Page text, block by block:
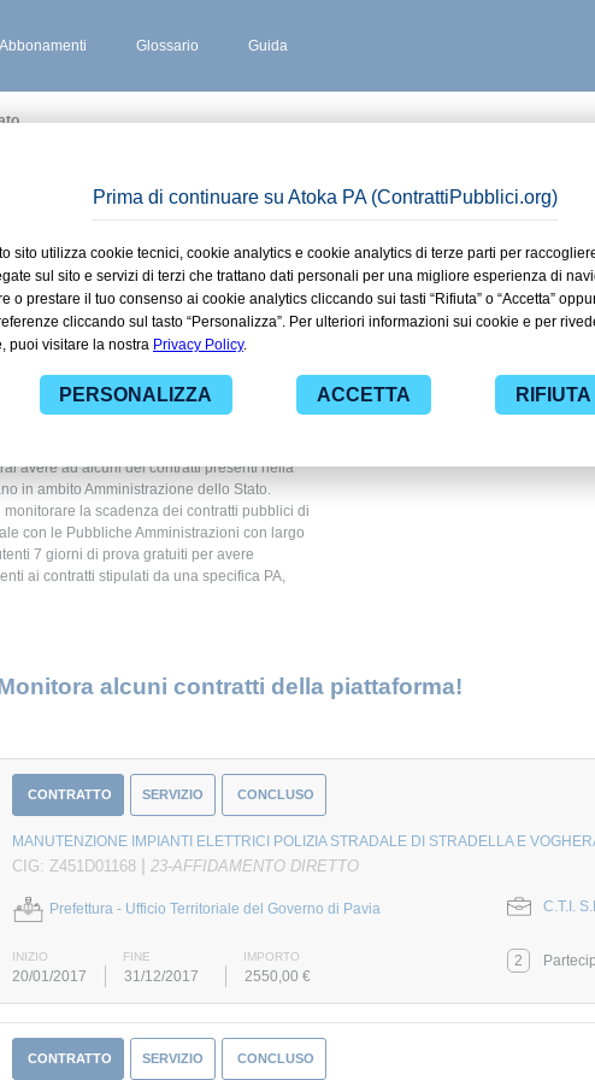
Abbonamenti Glossario Guida
stipulati
in
avere ad alcuni dei contratti presenti nella
in ambito Amministrazione dello Stato.
la scadenza dei contratti pubblici di
con le Pubbliche Amministrazioni con largo
7 giorni di prova gratuiti per avere
ai contratti stipulati da una specifica PA,
alcuni contratti della piattaforma!
CONTRATTO SERVIZIO CONCLUSO
MANUTENZIONE IMPIANTI ELETTRICI POLIZIA STRADALE DI STRADELLA E
CIG: Z451D01168 | 23-AFFIDAMENTO DIRETTO
Prefettura - Ufficio Territoriale del Governo di Pavia C.T.I.
INIZIO FINE IMPORTO
20/01/2017 31/12/2017 2550,00 €
2
CONTRATTO SERVIZIO CONCLUSO